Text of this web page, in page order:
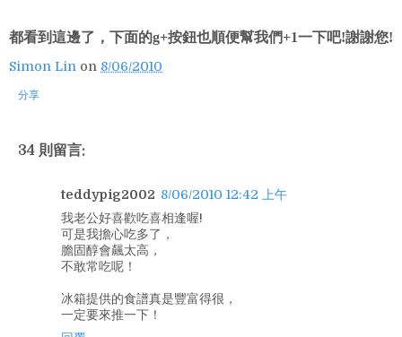
都看到這邊了，下面的g+按鈕也順便幫我們+1一下吧!謝謝您!
Simon Lin on 8/06/2010
分享
34 則留言:
teddypig2002 8/06/2010 12:42 上午
我老公好喜歡吃喜相逢喔!
可是我擔心吃多了，
膽固醇會飆太高，
不敢常吃呢！
冰箱提供的食譜真是豐富得很，
一定要來推一下！